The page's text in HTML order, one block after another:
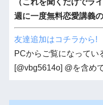
（これを聞くだけでラ
週に一度無料恋愛講義
友達追加はコチラから!
PCからご覧になってい
[@vbg5614o] @を含め